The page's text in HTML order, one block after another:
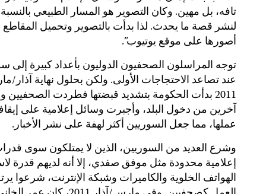
تافه، بل مهين. وكان التصوير هو المسار الطبيعي
لنشر قصة ما يحدث. لذا بدأت بالتصوير وتحميل المقاطع
أصورها على موقع يوتيوب”.
توجه المراسلون الصحفيون الدوليون بأعداد كبيرة إلى
عند تصاعد الاحتجاجات الأولى. ولكن بحلول نهاية آذار/
2011 بدأت الحكومة بتشديد قبضتها فطردت
آخرين من دخول البلد، وأجبرت وسائل إعلامية على
عملها، مما جعل السوريين أكثر لهفة على نشر الأخبار.
وشرع العديد من السوريين، الذين لا يمتلكون سوى
إعلامية محدودة مثل موفق صفدي، إلا أنه لديهم قدرة
الهواتف الخلوية والكاميرات وشبكة الإنترنت، شرعوا